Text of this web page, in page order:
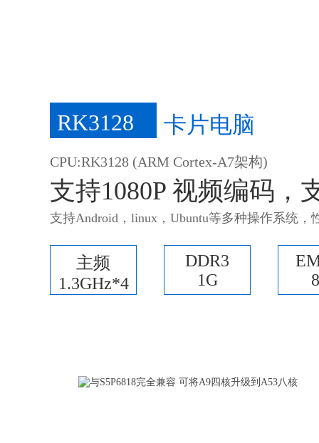
RK3128 卡片电脑
CPU:RK3128 (ARM Cortex-A7架构)
支持1080P 视频编码，
支持Android，linux，Ubuntu等多种操作系统
主频
1.3GHz*4
DDR3
1G